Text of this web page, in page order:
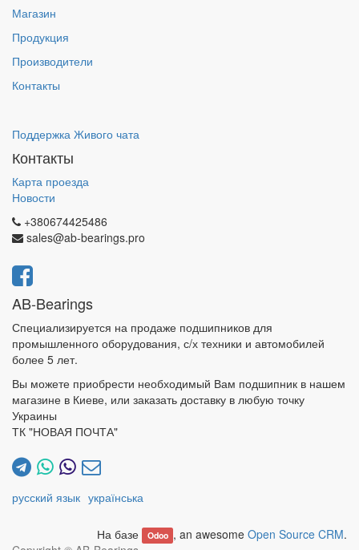
Магазин
Продукция
Производители
Контакты
Поддержка Живого чата
Контакты
Карта проезда
Новости
+380674425486
sales@ab-bearings.pro
AB-Bearings
Специализируется на продаже подшипников для
промышленного оборудования, с/х техники и автомобилей
более 5 лет.
Вы можете приобрести необходимый Вам подшипник в нашем
магазине в Киеве, или заказать доставку в любую точку
Украины
ТК "НОВАЯ ПОЧТА"
русский язык українська
На базе Odoo , an awesome Open Source CRM.